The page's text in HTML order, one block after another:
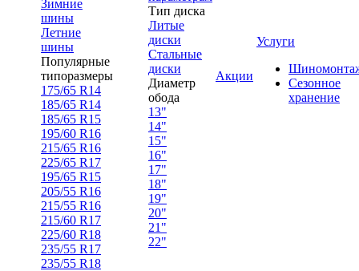
Зимние
шины
Летние
шины
Популярные
типоразмеры
175/65 R14
185/65 R14
185/65 R15
195/60 R16
215/65 R16
225/65 R17
195/65 R15
205/55 R16
215/55 R16
215/60 R17
225/60 R18
235/55 R17
235/55 R18
Тип диска
Литые
диски
Стальные
диски
Диаметр
обода
13"
14"
15"
16"
17"
18"
19"
20"
21"
22"
Акции
Услуги
Сезонное
хранение